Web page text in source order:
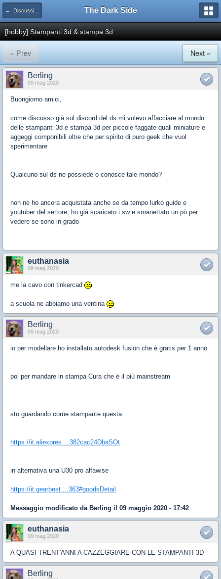
← Discussioni generiche The Dark Side
[hobby] Stampanti 3d & stampa 3d
« Prev Next »
Berling
09 mag 2020
Buongiorno amici,
come discusso già sul discord del ds mi volevo affacciare al mondo
delle stampanti 3d e stampa 3d per piccole faggate quali miniature e
aggeggi componibili oltre che per spirito di puro geek che vuol
sperimentare
Qualcuno sul ds ne possiede o conosce tale mondo?
non ne ho ancora acquistata anche se da tempo lurko guide e
youtuber del settore, ho già scaricato i sw e smanettato un pò per
vedere se sono in grado
euthanasia
09 mag 2020
me la cavo con tinkercad
a scuola ne abbiamo una ventina
Berling
09 mag 2020
io per modellare ho installato autodesk fusion che è gratis per 1 anno
poi per mandare in stampa Cura che è il più mainstream
sto guardando come stampante questa
https://it.aliexpres....382cac24DbaSOt
in alternativa una U30 pro alfawise
https://it.gearbest....363#goodsDetail
Messaggio modificato da Berling il 09 maggio 2020 - 17:42
euthanasia
09 mag 2020
A QUASI TRENT'ANNI A CAZZEGGIARE CON LE STAMPANTI 3D
Berling